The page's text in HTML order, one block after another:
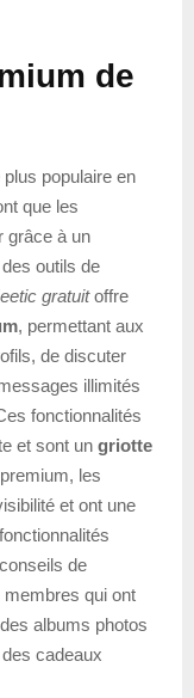
de
populaire en
que les
grâce à un
outils de
gratuitoffre
, permettant aux
de discuter
illimités
fonctionnalités
et sont un griotte
les
et ont une
de
qui ont
albums photos
cadeaux